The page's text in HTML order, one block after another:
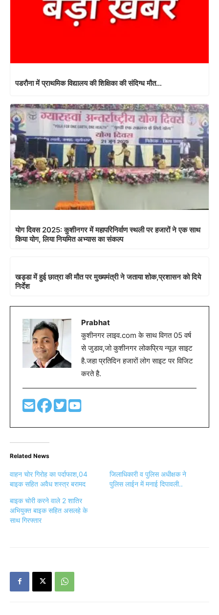
पडरौना में प्राथमिक विद्यालय की शिक्षिका की संदिग्ध मौत…
योग दिवस 2025: कुशीनगर में महापरिनिर्वाण स्थली पर हजारों ने एक साथ
किया योग, लिया नियमित अभ्यास का संकल्प
खड्डा में हुई छात्रा की मौत पर मुख्यमंत्री ने जताया शोक,प्रशासन को दिये
निर्देश
Prabhat
कुशीनगर लाइव.com के साथ विगत 05 वर्ष
से जुडाव,जो कुशीनगर लोकप्रिय न्यूज़ साइट
है.जहा प्रतिदिन हजारों लोग साइट पर विजिट
करते है.
Related News
वाहन चोर गिरोह का पर्दाफाश,04
बाइक सहित अवैध शस्त्र बरामद
जिलाधिकारी व पुलिस अधीक्षक ने
पुलिस लाईन में मनाई दिपावली..
बाइक चोरी करने वाले 2 शातिर
अभियुक्त बाइक सहित असलहे के
साथ गिरफ्तार